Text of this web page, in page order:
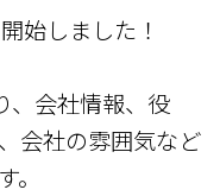
始しました！
、会社情報、役
会社の雰囲気など